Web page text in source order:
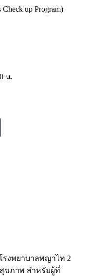
up Program)
น.
รงพยาบาลพญาไท 2
ขภาพ สำหรับผู้ที่